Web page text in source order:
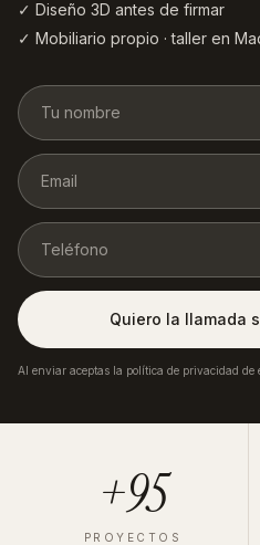
✓ Diseño 3D antes de firmar
✓ Mobiliario propio · taller en
Quiero la llamada
Al enviar aceptas la política de privacidad de
+95
PROYECTOS